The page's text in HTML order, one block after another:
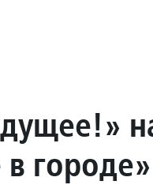
городе»